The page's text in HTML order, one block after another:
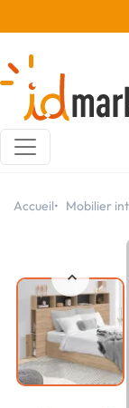
Accueil Mobilier